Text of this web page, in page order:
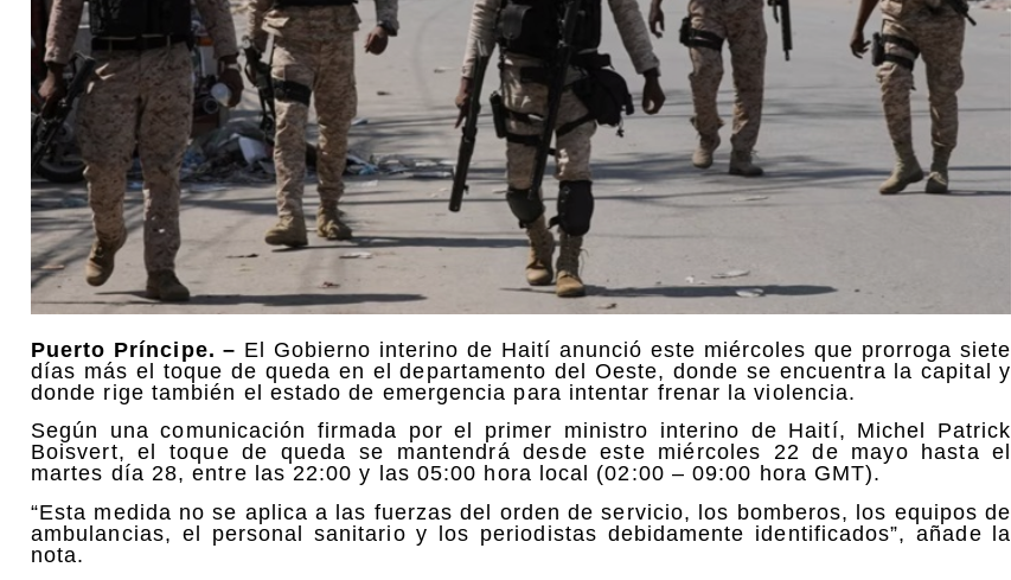
Puerto Príncipe. – El Gobierno interino de Haití anunció este miércoles que prorroga siete
días más el toque de queda en el departamento del Oeste, donde se encuentra la capital y
donde rige también el estado de emergencia para intentar frenar la violencia.
Según una comunicación firmada por el primer ministro interino de Haití, Michel Patrick
Boisvert, el toque de queda se mantendrá desde este miércoles 22 de mayo hasta el
martes día 28, entre las 22:00 y las 05:00 hora local (02:00 – 09:00 hora GMT).
“Esta medida no se aplica a las fuerzas del orden de servicio, los bomberos, los equipos de
ambulancias, el personal sanitario y los periodistas debidamente identificados”, añade la
nota.